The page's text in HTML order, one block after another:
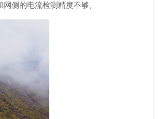
侧的电流检测精度不够。